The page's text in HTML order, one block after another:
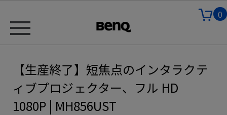
0
【生産終了】短焦点のインタラクテ
ィブプロジェクター、フル HD
1080P | MH856UST